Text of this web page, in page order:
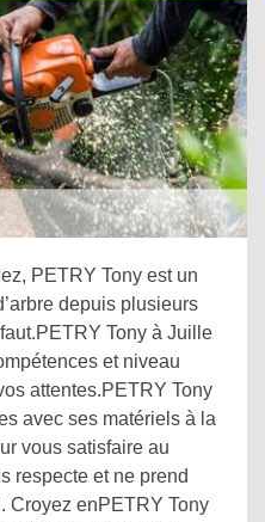
PETRY Tony est un
depuis plusieurs
Tony à Juille
et niveau
attentes.PETRY Tony
avec ses matériels à la
vous satisfaire au
respecte et ne prend
Croyez enPETRY Tony